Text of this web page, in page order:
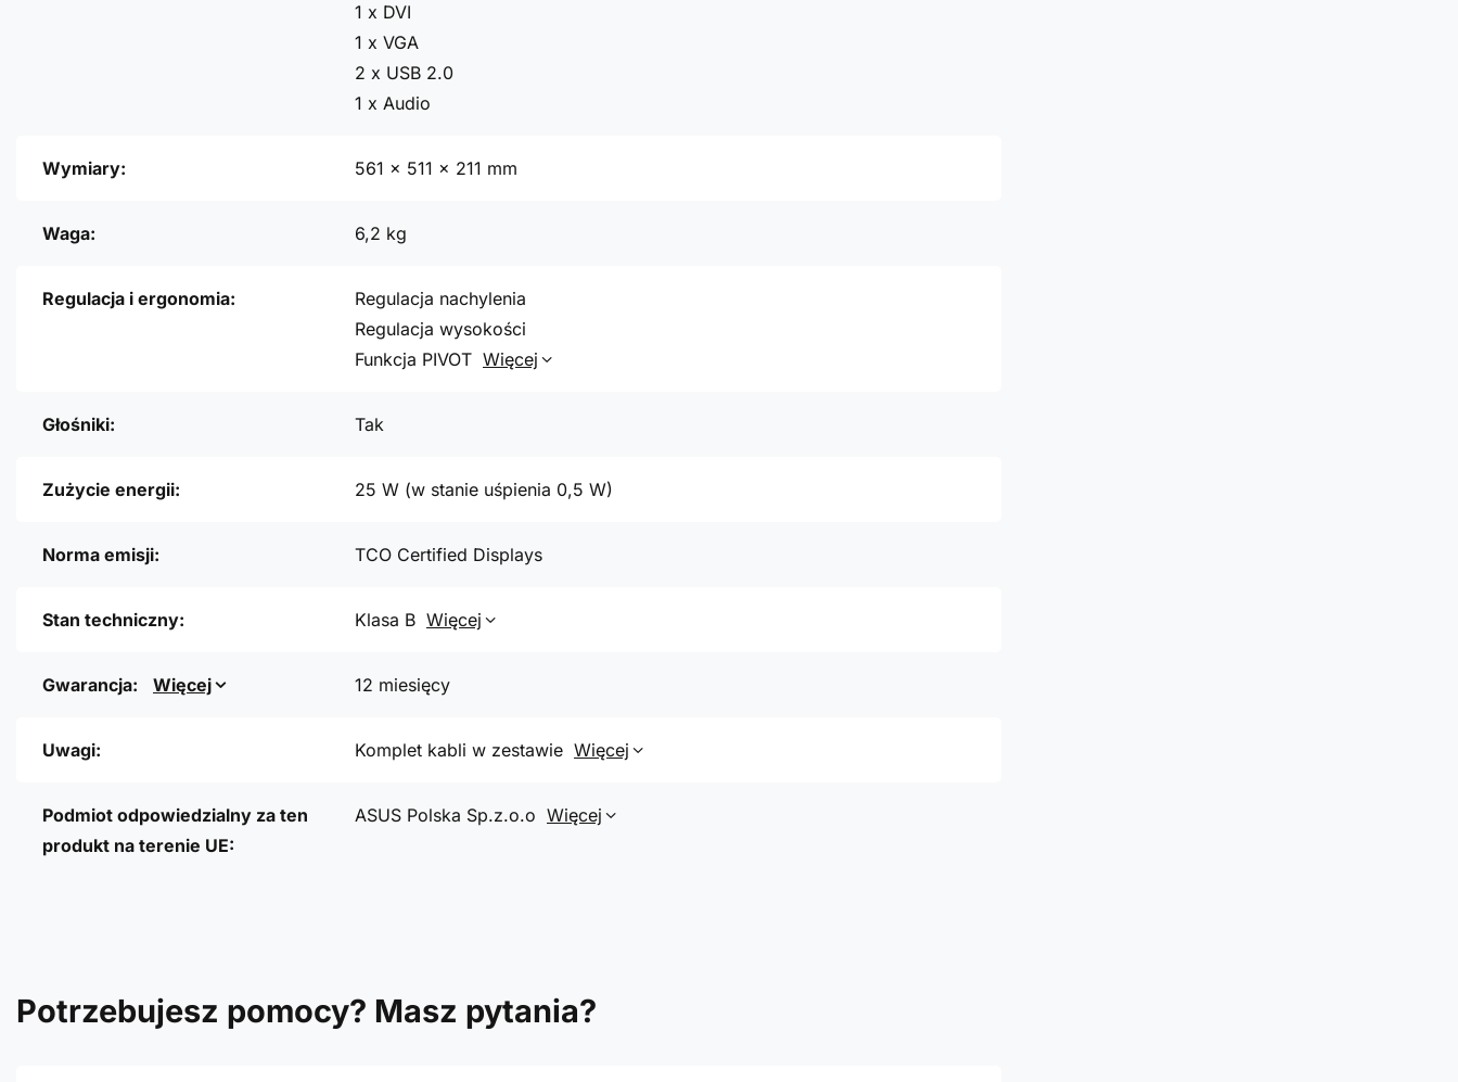
1 x DVI
1 x VGA
2 x USB 2.0
1 x Audio
Wymiary: 561 x 511 x 211 mm
Waga: 6,2 kg
Regulacja i ergonomia:
Regulacja nachylenia
Regulacja wysokości
Funkcja PIVOT Więcej
Głośniki: Tak
Zużycie energii: 25 W (w stanie uśpienia 0,5 W)
Norma emisji: TCO Certified Displays
Stan techniczny: Klasa B Więcej
Gwarancja: Więcej 12 miesięcy
Uwagi: Komplet kabli w zestawie Więcej
Podmiot odpowiedzialny za ten
produkt na terenie UE:
ASUS Polska Sp.z.o.o Więcej
Potrzebujesz pomocy? Masz pytania?